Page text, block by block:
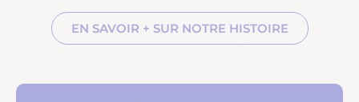
EN SAVOIR + SUR NOTRE HISTOIRE